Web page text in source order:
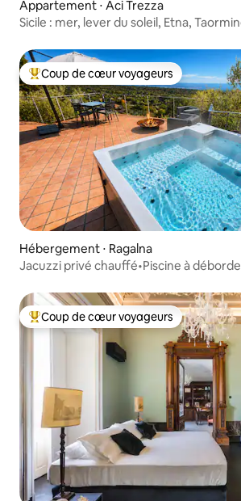
Appartement ⋅ Aci Trezza
Sicile : mer, lever du soleil, Etna,
Coups de cœur voyageurs les plus
Coup de cœur voyageurs
Hébergement ⋅ Ragalna
Jacuzzi privé chauffé•Piscine à
Coups de cœur voyageurs les plus
Coup de cœur voyageurs